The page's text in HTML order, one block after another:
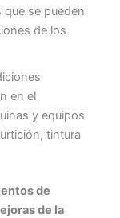
se pueden
de los
en el
y equipos
tintura
de
de la